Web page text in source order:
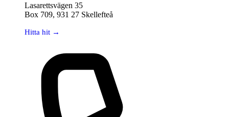
Lasarettsvägen 35
Box 709, 931 27 Skellefteå
Hitta hit →